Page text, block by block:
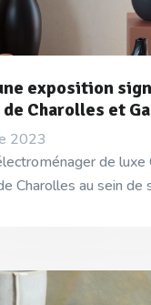
exposition
Charolles et
2023
de luxe
Charolles au sein de